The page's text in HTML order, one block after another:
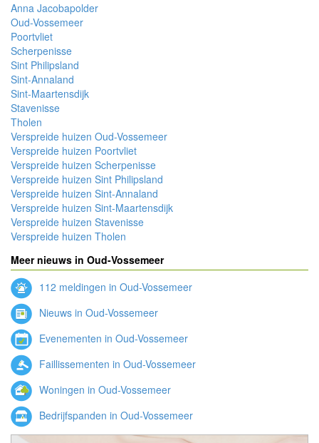
Anna Jacobapolder
Oud-Vossemeer
Poortvliet
Scherpenisse
Sint Philipsland
Sint-Annaland
Sint-Maartensdijk
Stavenisse
Tholen
Verspreide huizen Oud-Vossemeer
Verspreide huizen Poortvliet
Verspreide huizen Scherpenisse
Verspreide huizen Sint Philipsland
Verspreide huizen Sint-Annaland
Verspreide huizen Sint-Maartensdijk
Verspreide huizen Stavenisse
Verspreide huizen Tholen
Meer nieuws in Oud-Vossemeer
112 meldingen in Oud-Vossemeer
Nieuws in Oud-Vossemeer
Evenementen in Oud-Vossemeer
Faillissementen in Oud-Vossemeer
Woningen in Oud-Vossemeer
Bedrijfspanden in Oud-Vossemeer